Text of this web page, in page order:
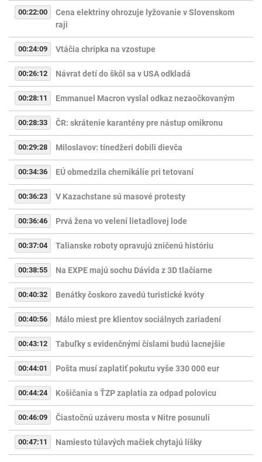
00:22:00
Cena elektriny ohrozuje lyžovanie v Slovenskom
raji
00:24:09 Vtáčia chrípka na vzostupe
00:26:12 Návrat detí do škôl sa v USA odkladá
00:28:11 Emmanuel Macron vyslal odkaz nezaočkovaným
00:28:33 ČR: skrátenie karantény pre nástup omikronu
00:29:28 Miloslavov: tínedžeri dobili dievča
00:34:36 EÚ obmedzila chemikálie pri tetovaní
00:36:23 V Kazachstane sú masové protesty
00:36:46 Prvá žena vo velení lietadlovej lode
00:37:04 Talianske roboty opravujú zničenú históriu
00:38:55 Na EXPE majú sochu Dávida z 3D tlačiarne
00:40:32 Benátky čoskoro zavedú turistické kvóty
00:40:56 Málo miest pre klientov sociálnych zariadení
00:43:12 Tabuľky s evidenčnými číslami budú lacnejšie
00:44:01 Pošta musí zaplatiť pokutu vyše 330 000 eur
00:44:24 Košičania s ŤZP zaplatia za odpad polovicu
00:46:09 Čiastočnú uzáveru mosta v Nitre posunuli
00:47:11 Namiesto túlavých mačiek chytajú líšky